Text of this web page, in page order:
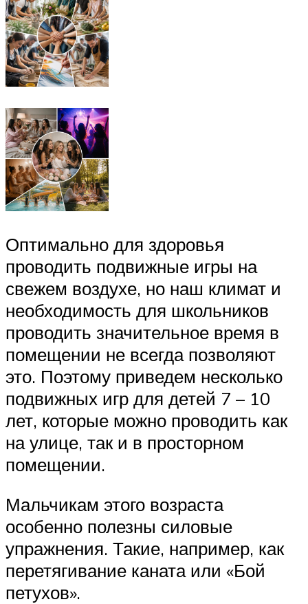
Оптимально для здоровья
проводить подвижные игры на
свежем воздухе, но наш климат и
необходимость для школьников
проводить значительное время в
помещении не всегда позволяют
это. Поэтому приведем несколько
подвижных игр для детей 7 – 10
лет, которые можно проводить как
на улице, так и в просторном
помещении.
Мальчикам этого возраста
особенно полезны силовые
упражнения. Такие, например, как
перетягивание каната или «Бой
петухов».